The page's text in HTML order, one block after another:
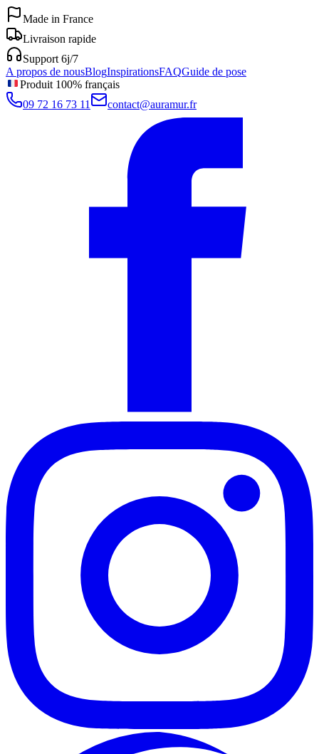
Made in France
Livraison rapide
Support 6j/7
A propos de nousBlogInspirationsFAQGuide de pose
Produit 100% français
09 72 16 73 11
contact@auramur.fr